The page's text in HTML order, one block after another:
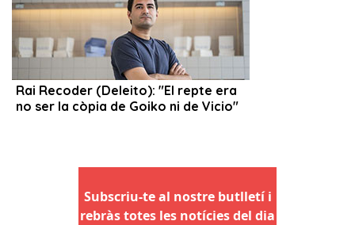
Subscriu-te al nostre butlletí i
rebràs totes les notícies del dia